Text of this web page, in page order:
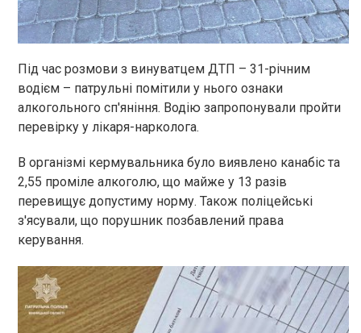
Під час розмови з винуватцем ДТП – 31-річним
водієм – патрульні помітили у нього ознаки
алкогольного сп'яніння. Водію запропонували пройти
перевірку у лікаря-нарколога.
В організмі кермувальника було виявлено канабіс та
2,55 проміле алкоголю, що майже у 13 разів
перевищує допустиму норму. Також поліцейські
з'ясували, що порушник позбавлений права
керування.